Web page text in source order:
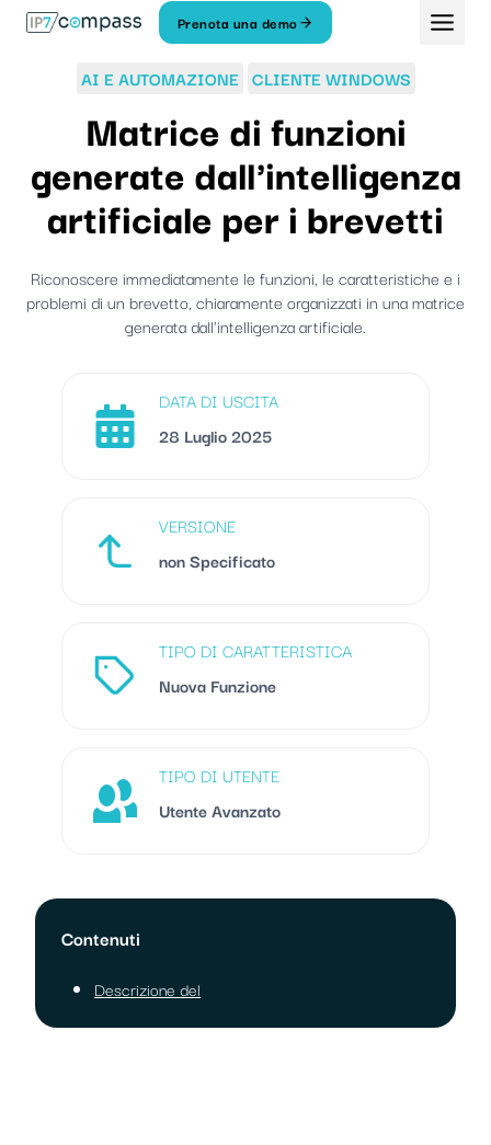
Prenota una demo
AI E AUTOMAZIONE CLIENTE WINDOWS
Matrice di funzioni
generate dall'intelligenza
artificiale per i brevetti
Riconoscere immediatamente le funzioni, le caratteristiche e i
problemi di un brevetto, chiaramente organizzati in una matrice
generata dall'intelligenza artificiale.
DATA DI USCITA
28 Luglio 2025
VERSIONE
non Specificato
TIPO DI CARATTERISTICA
Nuova Funzione
TIPO DI UTENTE
Utente Avanzato
Contenuti
Descrizione del